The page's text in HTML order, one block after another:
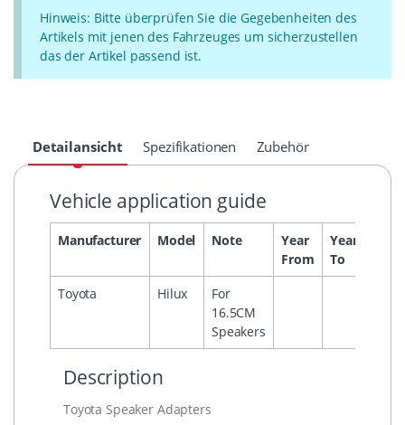
Hinweis: Bitte überprüfen Sie die Gegebenheiten des
Artikels mit jenen des Fahrzeuges um sicherzustellen
das der Artikel passend ist.
Detailansicht Spezifikationen Zubehör
Vehicle application guide
Manufacturer Model Note
Year
From
Year
To
Toyota Hilux
For
16.5CM
Speakers
Description
Toyota Speaker Adapters